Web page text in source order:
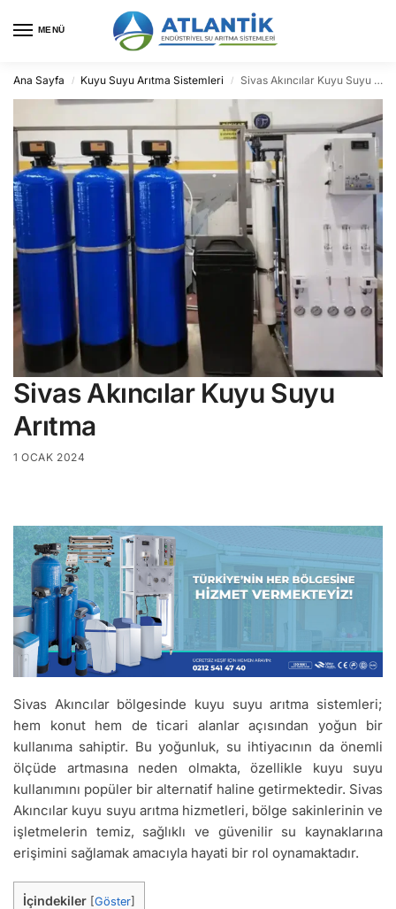
MENÜ
Ana Sayfa / Kuyu Suyu Arıtma Sistemleri / Sivas Akıncılar Kuyu Suyu Arıtma
Sivas Akıncılar Kuyu Suyu
Arıtma
1 OCAK 2024
Sivas Akıncılar bölgesinde kuyu suyu arıtma sistemleri;
hem konut hem de ticari alanlar açısından yoğun bir
kullanıma sahiptir. Bu yoğunluk, su ihtiyacının da önemli
ölçüde artmasına neden olmakta, özellikle kuyu suyu
kullanımını popüler bir alternatif haline getirmektedir. Sivas
Akıncılar kuyu suyu arıtma hizmetleri, bölge sakinlerinin ve
işletmelerin temiz, sağlıklı ve güvenilir su kaynaklarına
erişimini sağlamak amacıyla hayati bir rol oynamaktadır.
İçindekiler Göster